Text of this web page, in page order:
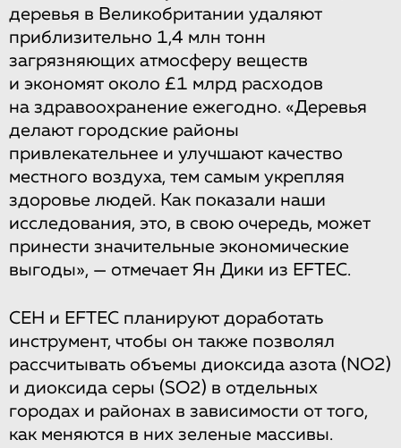
деревья в Великобритании удаляют
приблизительно 1,4 млн тонн
загрязняющих атмосферу веществ
и экономят около £1 млрд расходов
на здравоохранение ежегодно. «Деревья
делают городские районы
привлекательнее и улучшают качество
местного воздуха, тем самым укрепляя
здоровье людей. Как показали наши
исследования, это, в свою очередь, может
принести значительные экономические
выгоды», — отмечает Ян Дики из EFTEC.
CEH и EFTEC планируют доработать
инструмент, чтобы он также позволял
рассчитывать объемы диоксида азота (NO2)
и диоксида серы (SO2) в отдельных
городах и районах в зависимости от того,
как меняются в них зеленые массивы.